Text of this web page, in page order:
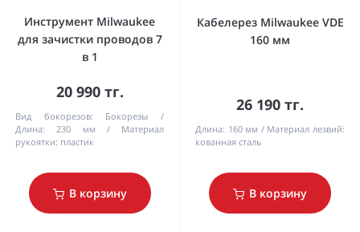
Инструмент Milwaukee
для зачистки проводов 7
в 1
20 990 тг.
Вид бокорезов:
Бокорезы
Длина:
230 мм
Материал
рукоятки: пластик
В корзину
Кабелерез Milwaukee VDE
160 мм
26 190 тг.
Длина: 160 мм
Материал лезвий:
кованная сталь
В корзину